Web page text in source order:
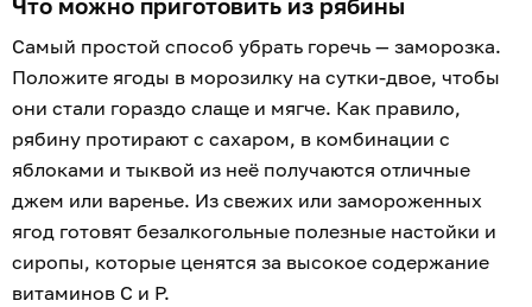
Самый простой способ убрать горечь — заморозка.
Положите ягоды в морозилку на сутки-двое, чтобы
они стали гораздо слаще и мягче. Как правило,
рябину протирают с сахаром, в комбинации с
яблоками и тыквой из неё получаются отличные
джем или варенье. Из свежих или замороженных
ягод готовят безалкогольные полезные настойки и
сиропы, которые ценятся за высокое содержание
витаминов C и P.